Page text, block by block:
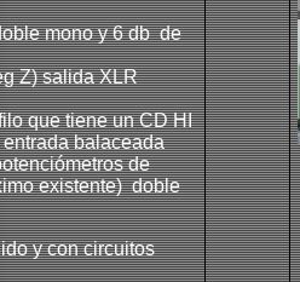
mono y 6 db de
Z) salida XLR
que tiene un CD HI
entrada balaceada
de
existente) doble
yconcircuitos